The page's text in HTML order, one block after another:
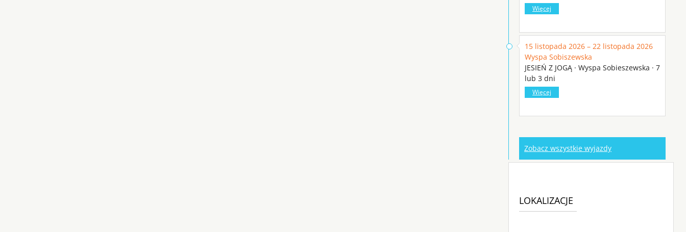
Więcej
15 listopada 2026 – 22 listopada 2026
Wyspa Sobiszewska
JESIEŃ Z JOGĄ · Wyspa Sobieszewska · 7
lub 3 dni
Więcej
Zobacz wszystkie wyjazdy
LOKALIZACJE